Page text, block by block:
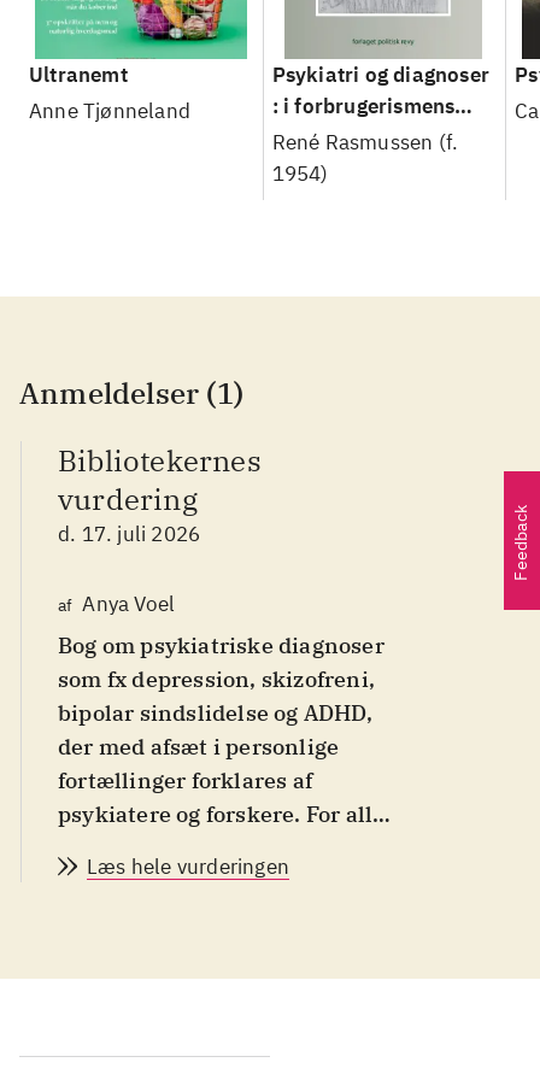
Ultranemt
Anne Tjønneland
Psykiatri og diagnoser
: i forbrugerismens
tidsalder
René Rasmussen (f.
1954)
Anmeldelser (1)
Bibliotekernes
vurdering
d. 17. juli 2026
af Anya Voel
Bog om psykiatriske diagnoser
som fx depression, skizofreni,
bipolar sindslidelse og ADHD,
der med afsæt i personlige
fortællinger forklares af
psykiatere og forskere. For alle
psykisk sygdom.
deres personlige historie om at
skizofreni, dyb depression,
Læs hele vurderingen
Feedback